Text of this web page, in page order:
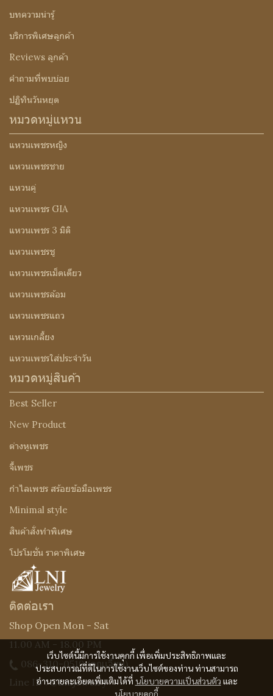
เว็บไซต์นี้มีการใช้งานคุกกี้ เพื่อเพิ่มประสิทธิภาพและ
ประสบการณ์ที่ดีในการใช้งานเว็บไซต์ของท่าน ท่านสามารถ
อ่านรายละเอียดเพิ่มเติมได้ที่ นโยบายความเป็นส่วนตัว และ
นโยบายคุกกี้
บทความน่ารู้
บริการพิเศษลูกค้า
Reviews ลูกค้า
คำถามที่พบบ่อย
ปฏิทินวันหยุด
หมวดหมู่แหวน
แหวนเพชรหญิง
แหวนเพชรชาย
แหวนคู่
แหวนเพชร GIA
แหวนเพชร 3 มิติ
แหวนเพชรชู
แหวนเพชรเม็ดเดียว
แหวนเพชรล้อม
แหวนเพชรแถว
แหวนเกลี้ยง
แหวนเพชรใส่ประจำวัน
หมวดหมู่สินค้า
Best Seller
New Product
ต่างหูเพชร
จี้เพชร
กำไลเพชร สร้อยข้อมือเพชร
Minimal style
สินค้าสั่งทำพิเศษ
โปรโมชั่น ราคาพิเศษ
ติดต่อเรา
Shop Open Mon - Sat
11.00 AM - 18.00 PM
086-310-0519(คุณเจี๊ยบ)
Line ID : @Lnijewelry